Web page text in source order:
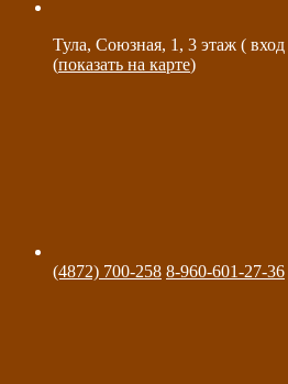
Тула, Союзная, 1, 3 этаж (
(показать на карте)
(4872) 700-258 8-960-601-27-36